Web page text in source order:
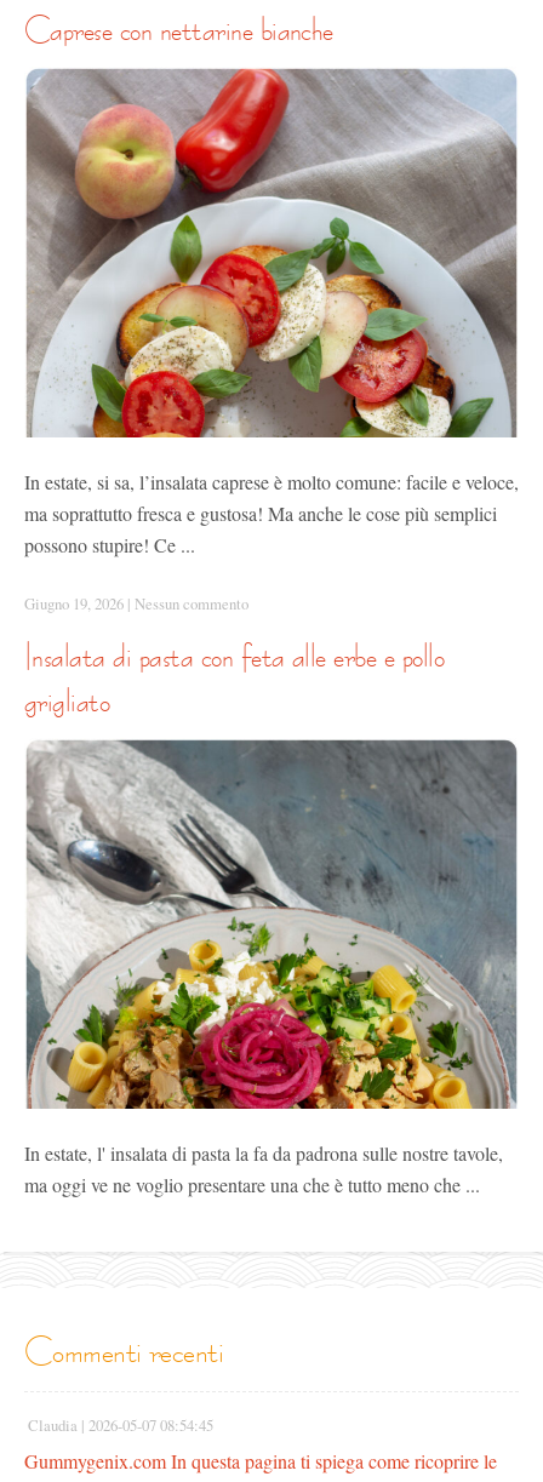
caprese con nettarine bianche
In estate, si sa, l’insalata caprese è molto comune: facile e veloce,
ma soprattutto fresca e gustosa! Ma anche le cose più semplici
possono stupire! Ce ...
Giugno 19, 2026 | Nessun commento
insalata di pasta con feta alle erbe e pollo
grigliato
In estate, l' insalata di pasta la fa da padrona sulle nostre tavole,
ma oggi ve ne voglio presentare una che è tutto meno che ...
commenti recenti
Claudia | 2026-05-07 08:54:45
Gummygenix.com In questa pagina ti spiega come ricoprire le